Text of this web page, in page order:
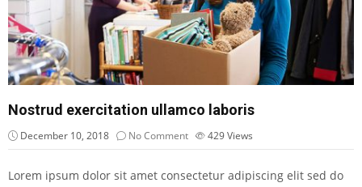
Nostrud exercitation ullamco laboris
December 10, 2018 No Comment 429Views
Lorem ipsum dolor sit amet consectetur adipiscing elit sed do